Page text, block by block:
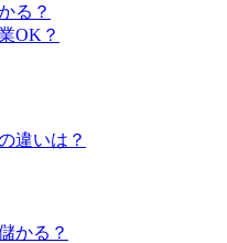
る？
OK？
違いは？
かる？